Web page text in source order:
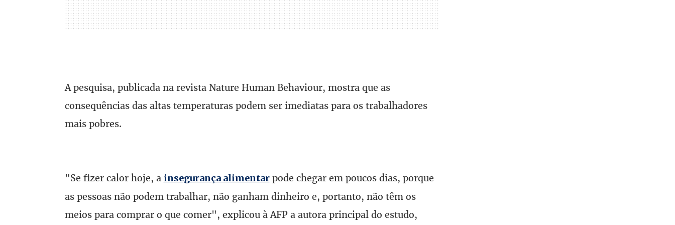
A pesquisa, publicada na revista Nature Human Behaviour, mostra que as
consequências das altas temperaturas podem ser imediatas para os trabalhadores
mais pobres.
"Se fizer calor hoje, a insegurança alimentarpode chegar em poucos dias, porque
as pessoas não podem trabalhar, não ganham dinheiro e, portanto, não têm os
meios para comprar o que comer", explicou à AFP a autora principal do estudo,